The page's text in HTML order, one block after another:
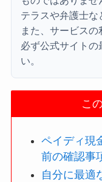
テラスや弁護士な
また、サービスの
必ず公式サイトの
い。
こ
ペイディ現
前の確認事
自分に最適